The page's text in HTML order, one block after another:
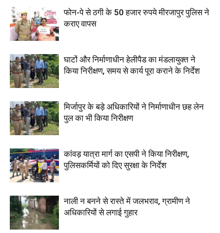
फोन-पे से ठगी के 50 हजार रुपये मीरजापुर पुलिस ने
कराए वापस
घाटों और निर्माणाधीन हेलीपैड का मंडलायुक्त ने
किया निरीक्षण, समय से कार्य पूरा कराने के निर्देश
मिर्जापुर के बड़े अधिकारियों ने निर्माणाधीन छह लेन
पुल का भी किया निरीक्षण
कांवड़ यात्रा मार्ग का एसपी ने किया निरीक्षण,
पुलिसकर्मियों को दिए सुरक्षा के निर्देश
नाली न बनने से रास्ते में जलभराव, ग्रामीण ने
अधिकारियों से लगाई गुहार